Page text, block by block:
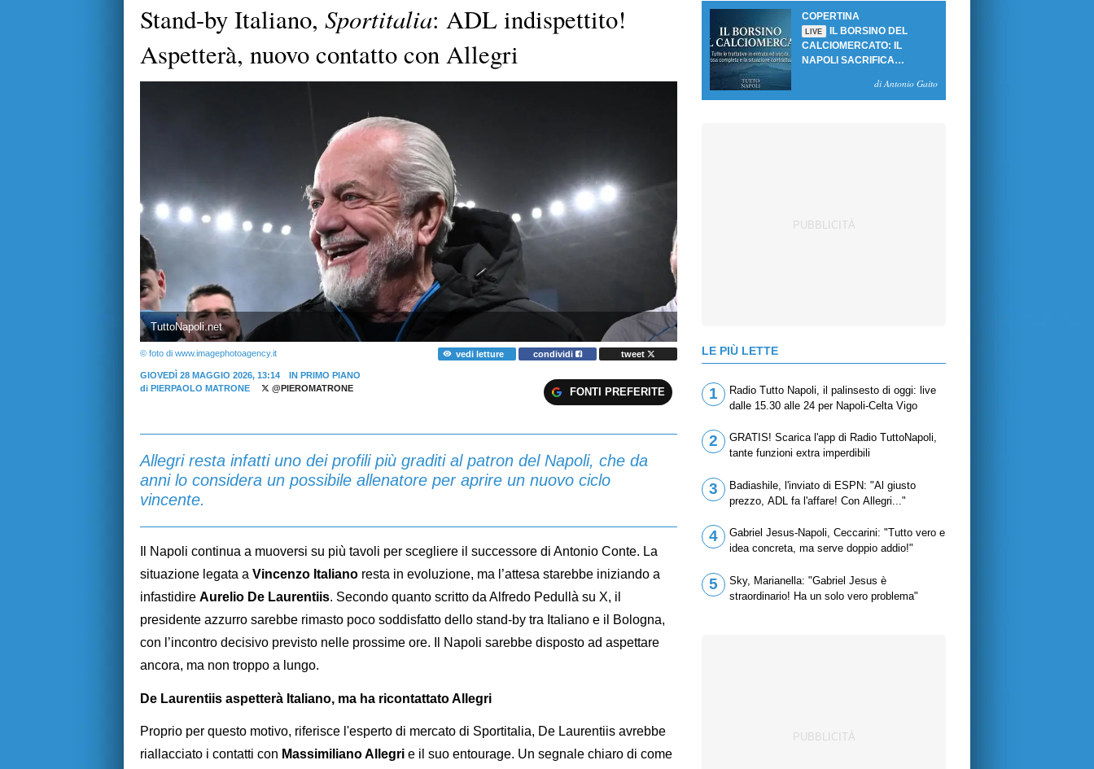
Stand-by Italiano, Sportitalia: ADL indispettito!
Aspetterà, nuovo contatto con Allegri
TuttoNapoli.net
© foto di www.imagephotoagency.it vedi letture condividi tweet
GIOVEDÌ 28 MAGGIO 2026, 13:14
IN PRIMO PIANO
di PIERPAOLO MATRONE @PIEROMATRONE FONTI PREFERITE
Allegri resta infatti uno dei profili più graditi al patron del Napoli, che da
anni lo considera un possibile allenatore per aprire un nuovo ciclo
vincente.
Il Napoli continua a muoversi su più tavoli per scegliere il successore di Antonio Conte. La
situazione legata a Vincenzo Italiano resta in evoluzione, ma l’attesa starebbe iniziando a
infastidire Aurelio De Laurentiis. Secondo quanto scritto da Alfredo Pedullà su X, il
presidente azzurro sarebbe rimasto poco soddisfatto dello stand-by tra Italiano e il Bologna,
con l’incontro decisivo previsto nelle prossime ore. Il Napoli sarebbe disposto ad aspettare
ancora, ma non troppo a lungo.
De Laurentiis aspetterà Italiano, ma ha ricontattato Allegri
Proprio per questo motivo, riferisce l'esperto di mercato di Sportitalia, De Laurentiis avrebbe
riallacciato i contatti con Massimiliano Allegri e il suo entourage. Un segnale chiaro di come
COPERTINA
LIVE
IL BORSINO DEL
CALCIOMERCATO: IL
NAPOLI SACRIFICA
SBLOCCANO ARRIVIdi Antonio Gaito
LE PIÙ LETTE
1
Radio Tutto Napoli, il palinsesto di oggi: live
dalle 15.30 alle 24 per Napoli-Celta Vigo
2
GRATIS! Scarica l'app di Radio TuttoNapoli,
tante funzioni extra imperdibili
3
Badiashile, l'inviato di ESPN: "Al giusto
prezzo, ADL fa l'affare! Con Allegri..."
4
Gabriel Jesus-Napoli, Ceccarini: "Tutto vero e
idea concreta, ma serve doppio addio!"
5
Sky, Marianella: "Gabriel Jesus è
straordinario! Ha un solo vero problema"